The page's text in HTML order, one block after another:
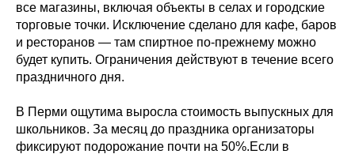
все магазины, включая объекты в селах и городские
торговые точки. Исключение сделано для кафе, баров
и ресторанов — там спиртное по-прежнему можно
будет купить. Ограничения действуют в течение всего
праздничного дня.
В Перми ощутима выросла стоимость выпускных для
школьников. За месяц до праздника организаторы
фиксируют подорожание почти на 50%.Если в